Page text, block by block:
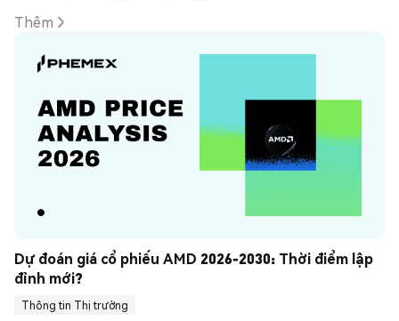
Thêm
Dự đoán giá cổ phiếu AMD 2026-2030: Thời điểm lập
đỉnh mới?
Thông tin Thị trường